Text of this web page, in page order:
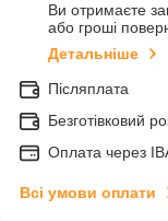
Ви отримаєте
або гроші
Детальніше
Післяплата
Безготівковий
Оплата через
Всі умови оплати